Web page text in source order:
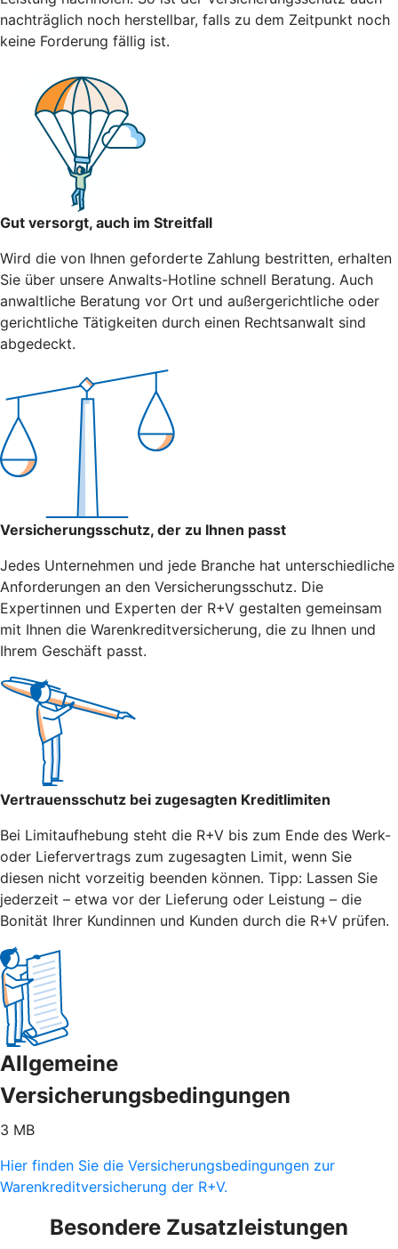
nachträglich noch herstellbar, falls zu dem Zeitpunkt noch
keine Forderung fällig ist.
Gut versorgt, auch im Streitfall
Wird die von Ihnen geforderte Zahlung bestritten, erhalten
Sie über unsere Anwalts-Hotline schnell Beratung. Auch
anwaltliche Beratung vor Ort und außergerichtliche oder
gerichtliche Tätigkeiten durch einen Rechtsanwalt sind
abgedeckt.
Versicherungsschutz, der zu Ihnen passt
Jedes Unternehmen und jede Branche hat unterschiedliche
Anforderungen an den Versicherungsschutz. Die
Expertinnen und Experten der R+V gestalten gemeinsam
mit Ihnen die Warenkreditversicherung, die zu Ihnen und
Ihrem Geschäft passt.
Vertrauensschutz bei zugesagten Kreditlimiten
Bei Limitaufhebung steht die R+V bis zum Ende des Werk-
oder Liefervertrags zum zugesagten Limit, wenn Sie
diesen nicht vorzeitig beenden können. Tipp: Lassen Sie
jederzeit – etwa vor der Lieferung oder Leistung – die
Bonität Ihrer Kundinnen und Kunden durch die R+V prüfen.
Allgemeine
Versicherungsbedingungen
3 MB
Hier finden Sie die Versicherungsbedingungen zur
Warenkreditversicherung der R+V.
Besondere Zusatzleistungen